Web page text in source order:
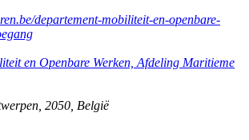
departement-mobiliteit-en-openbare-
en Openbare Werken, Afdeling Maritieme
2050 België